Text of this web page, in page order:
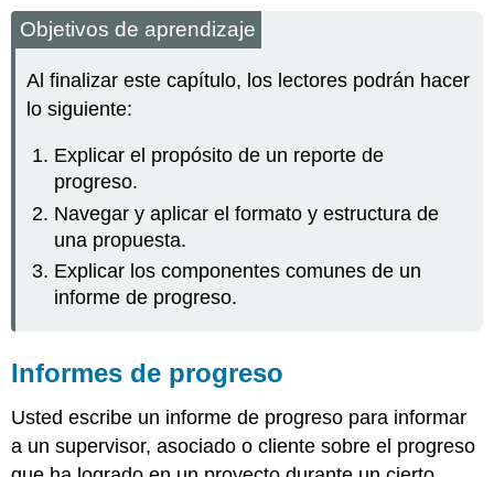
Objetivos de aprendizaje
Al finalizar este capítulo, los lectores podrán hacer
lo siguiente:
Explicar el propósito de un reporte de
progreso.
Navegar y aplicar el formato y estructura de
una propuesta.
Explicar los componentes comunes de un
informe de progreso.
Informes de progreso
Usted escribe un informe de progreso para informar
a un supervisor, asociado o cliente sobre el progreso